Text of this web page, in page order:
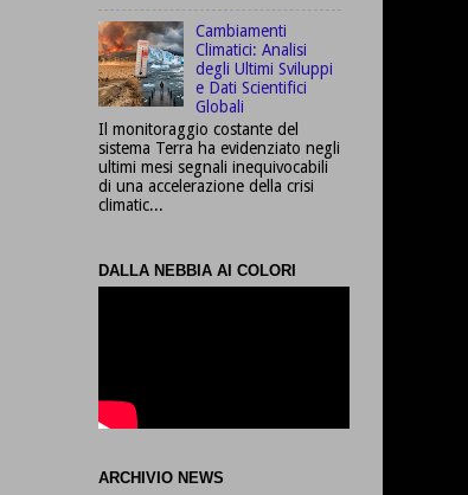
Cambiamenti
Climatici: Analisi
degli Ultimi Sviluppi
e Dati Scientifici
Globali
Il monitoraggio costante del
sistema Terra ha evidenziato negli
ultimi mesi segnali inequivocabili
di una accelerazione della crisi
climatic...
DALLA NEBBIA AI COLORI
ARCHIVIO NEWS